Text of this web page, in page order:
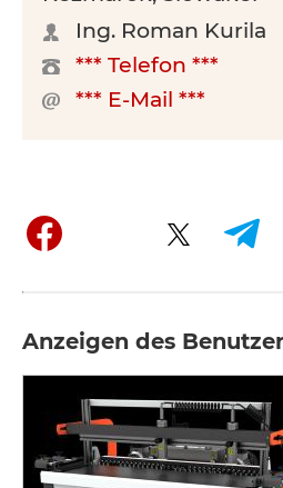
Ing. Roman Kurila
*** Telefon ***
*** E-Mail ***
Anzeigen des